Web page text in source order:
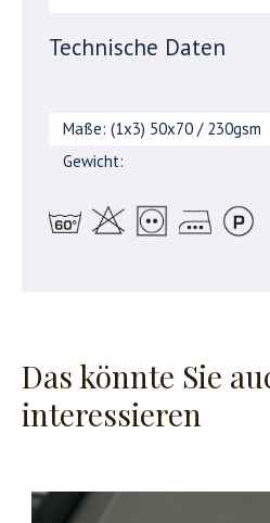
Technische Daten
Maße: (1x3) 50x70 / 230gsm
Gewicht:
Das könnte Sie
interessieren